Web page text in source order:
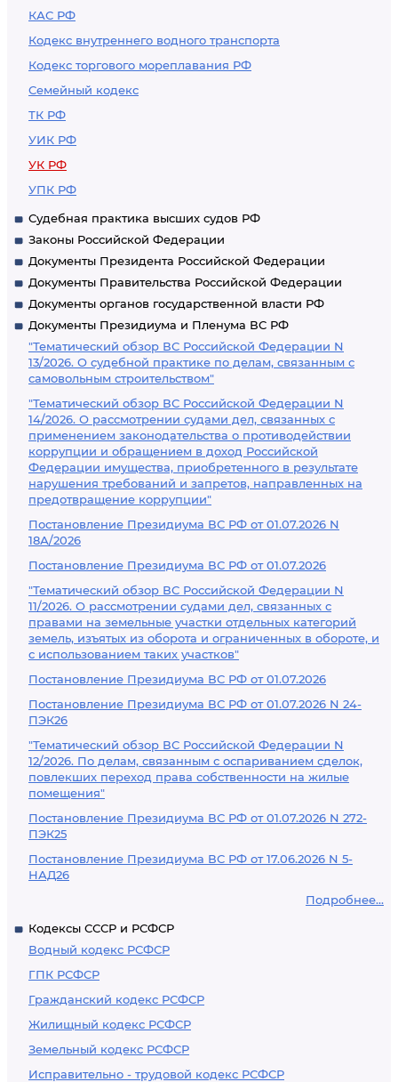
КАС РФ
Кодекс внутреннего водного транспорта
Кодекс торгового мореплавания РФ
Семейный кодекс
ТК РФ
УИК РФ
УК РФ
УПК РФ
Судебная практика высших судов РФ
Законы Российской Федерации
Документы Президента Российской Федерации
Документы Правительства Российской Федерации
Документы органов государственной власти РФ
Документы Президиума и Пленума ВС РФ
"Тематический обзор ВС Российской Федерации N
13/2026. О судебной практике по делам, связанным с
самовольным строительством"
"Тематический обзор ВС Российской Федерации N
14/2026. О рассмотрении судами дел, связанных с
применением законодательства о противодействии
коррупции и обращением в доход Российской
Федерации имущества, приобретенного в результате
нарушения требований и запретов, направленных на
предотвращение коррупции"
Постановление Президиума ВС РФ от 01.07.2026 N
18А/2026
Постановление Президиума ВС РФ от 01.07.2026
"Тематический обзор ВС Российской Федерации N
11/2026. О рассмотрении судами дел, связанных с
правами на земельные участки отдельных категорий
земель, изъятых из оборота и ограниченных в обороте, и
с использованием таких участков"
Постановление Президиума ВС РФ от 01.07.2026
Постановление Президиума ВС РФ от 01.07.2026 N 24-
ПЭК26
"Тематический обзор ВС Российской Федерации N
12/2026. По делам, связанным с оспариванием сделок,
повлекших переход права собственности на жилые
помещения"
Постановление Президиума ВС РФ от 01.07.2026 N 272-
ПЭК25
Постановление Президиума ВС РФ от 17.06.2026 N 5-
НАД26
Подробнее...
Кодексы СССР и РСФСР
Водный кодекс РСФСР
ГПК РСФСР
Гражданский кодекс РСФСР
Жилищный кодекс РСФСР
Земельный кодекс РСФСР
Исправительно - трудовой кодекс РСФСР